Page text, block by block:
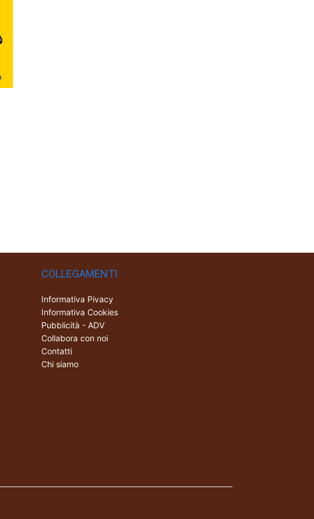
COLLEGAMENTI
Informativa Pivacy
Informativa Cookies
Pubblicità - ADV
Collabora con noi
Contatti
Chi siamo